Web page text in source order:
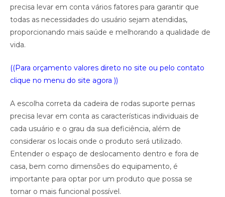
precisa levar em conta vários fatores para garantir que
todas as necessidades do usuário sejam atendidas,
proporcionando mais saúde e melhorando a qualidade de
vida.
((Para orçamento valores direto no site ou pelo contato
clique no menu do site agora ))
A escolha correta da cadeira de rodas suporte pernas
precisa levar em conta as características individuais de
cada usuário e o grau da sua deficiência, além de
considerar os locais onde o produto será utilizado.
Entender o espaço de deslocamento dentro e fora de
casa, bem como dimensões do equipamento, é
importante para optar por um produto que possa se
tornar o mais funcional possível.